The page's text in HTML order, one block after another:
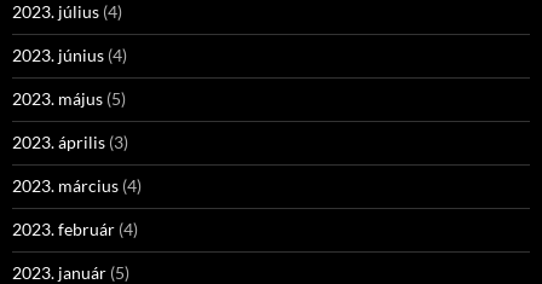
2023. július (4)
2023. június (4)
2023. május (5)
2023. április (3)
2023. március (4)
2023. február (4)
2023. január (5)